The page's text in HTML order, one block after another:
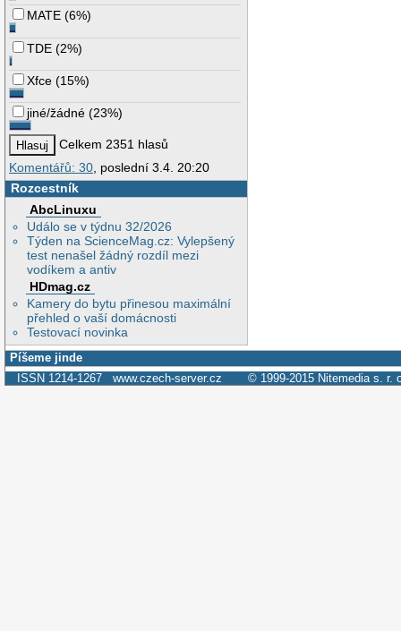
MATE (6%)
TDE (2%)
Xfce (15%)
jiné/žádné (23%)
Celkem 2351 hlasů
Komentářů: 30 , poslední 3.4. 20:20
Rozcestník
AbcLinuxu
Událo se v týdnu 32/2026
Týden na ScienceMag.cz: Vylepšený
test nenašel žádný rozdíl mezi
vodíkem a antiv
HDmag.cz
Kamery do bytu přinesou maximální
přehled o vaší domácnosti
Testovací novinka
Píšeme jinde
ISSN 1214-1267 www.czech-server.cz © 1999-2015 Nitemedia s. r.